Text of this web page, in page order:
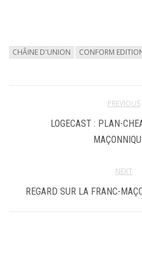
CHÂINE D'UNION CONFORM
PREVIOUS
LOGECAST : PLAN-
NEXT
REGARD SUR LA FRANC-